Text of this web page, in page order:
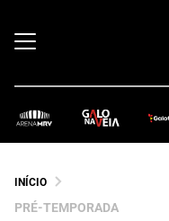
INÍCIO
PRÉ-TEMPORADA